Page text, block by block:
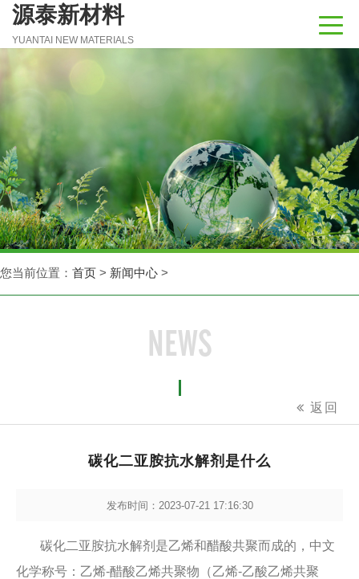
源泰新材料
YUANTAI NEW MATERIALS
您当前位置： 首页 > 新闻中心 >
NEWS
返回
碳化二亚胺抗水解剂是什么
发布时间：2023-07-21 17:16:30
碳化二亚胺抗水解剂是乙烯和醋酸共聚而成的，中文
化学称号：乙烯-醋酸乙烯共聚物（乙烯-乙酸乙烯共聚